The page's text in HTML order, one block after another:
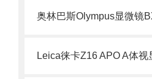
奥林巴斯Olympus显微镜
Leica徕卡Z16 APO A体视